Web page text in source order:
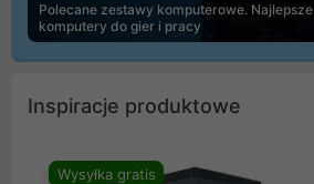
Polecane zestawy komputerowe. Najlepsze
komputery do gier i pracy
Inspiracje produktowe
Wysyłka gratis